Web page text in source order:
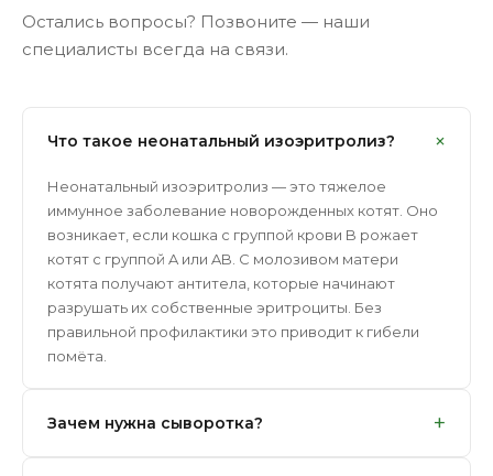
Остались вопросы? Позвоните — наши
специалисты всегда на связи.
Что такое неонатальный изоэритролиз? +
Неонатальный изоэритролиз — это тяжелое
иммунное заболевание новорожденных котят. Оно
возникает, если кошка с группой крови B рожает
котят с группой A или AB. С молозивом матери
котята получают антитела, которые начинают
разрушать их собственные эритроциты. Без
правильной профилактики это приводит к гибели
помёта.
Зачем нужна сыворотка? +